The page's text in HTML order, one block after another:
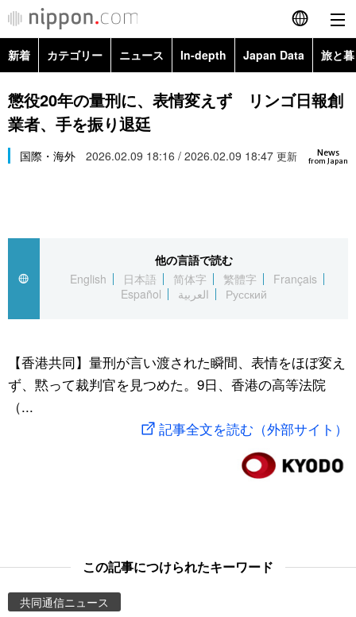
English
简体字
Русский
カテゴリー
経済・ビジネス
国際
文化
トップ
アーカイブ
In-depth
Japan Data
動画/Live
People
新着 カテゴリー ニュース In-depth Japan Data 旅と
政治・外交
経済・ビジネス
スポーツ・東京2020
Topics
懲役20年の量刑に、表情変えず リンゴ日報創
業者、手を振り退廷
News
from Japan
国際・海外 2026.02.09 18:16 / 2026.02.09 18:47 更新
他の言語で読む
English
日本語 简体字 繁體字
Français
Español
العربية Русский
【香港共同】量刑が言い渡された瞬間、表情をほぼ変え
ず、黙って裁判官を見つめた。9日、香港の高等法院
（...
記事全文を読む（外部サイト）
この記事につけられたキーワード
共同通信ニュース